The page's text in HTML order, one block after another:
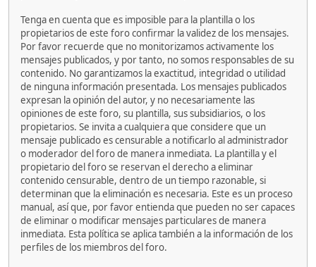
Tenga en cuenta que es imposible para la plantilla o los
propietarios de este foro confirmar la validez de los mensajes.
Por favor recuerde que no monitorizamos activamente los
mensajes publicados, y por tanto, no somos responsables de su
contenido. No garantizamos la exactitud, integridad o utilidad
de ninguna información presentada. Los mensajes publicados
expresan la opinión del autor, y no necesariamente las
opiniones de este foro, su plantilla, sus subsidiarios, o los
propietarios. Se invita a cualquiera que considere que un
mensaje publicado es censurable a notificarlo al administrador
o moderador del foro de manera inmediata. La plantilla y el
propietario del foro se reservan el derecho a eliminar
contenido censurable, dentro de un tiempo razonable, si
determinan que la eliminación es necesaria. Este es un proceso
manual, así que, por favor entienda que pueden no ser capaces
de eliminar o modificar mensajes particulares de manera
inmediata. Esta política se aplica también a la información de los
perfiles de los miembros del foro.